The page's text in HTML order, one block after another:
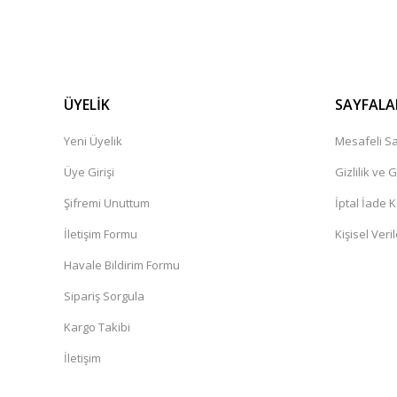
ÜYELİK
Yeni Üyelik
Üye Girişi
Şifremi Unuttum
İletişim Formu
Havale Bildirim Formu
Sipariş Sorgula
Kargo Takibi
İletişim
Mesafeli
Gizlilik ve
İptal İade
Kişisel